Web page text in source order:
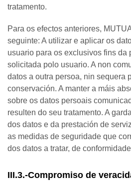
tratamento.
Para os efectos anteriores,
seguinte: A utilizar e aplicar os
usuario para os exclusivos fins da
solicitada polo usuario. A non
datos a outra persoa, nin sequera
conservación. A manter a máis
sobre os datos persoais
resulten do seu tratamento. A
dos datos e da prestación de
as medidas de seguridade que
dos datos a tratar, de
III.3.-Compromiso de